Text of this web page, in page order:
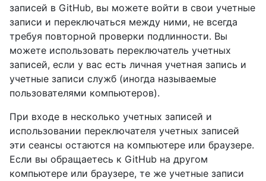
записей в GitHub, вы можете войти в свои учетные
записи и переключаться между ними, не всегда
требуя повторной проверки подлинности. Вы
можете использовать переключатель учетных
записей, если у вас есть личная учетная запись и
учетные записи служб (иногда называемые
пользователями компьютеров).
При входе в несколько учетных записей и
использовании переключателя учетных записей
эти сеансы остаются на компьютере или браузере.
Если вы обращаетесь к GitHub на другом
компьютере или браузере, те же учетные записи